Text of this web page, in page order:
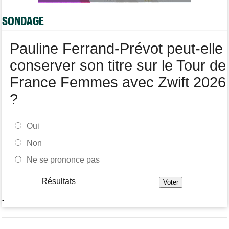
Soudal Quick-Step a recruté un talentueux sprinteur allemand
SONDAGE
Pauline Ferrand-Prévot peut-elle
conserver son titre sur le Tour de
France Femmes avec Zwift 2026
?
Oui
Non
Ne se prononce pas
Résultats
-